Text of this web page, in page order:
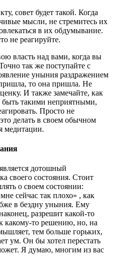
совет будет такой. Когда
мысли, не стремитесь их
в их обдумывание.
не реагируйте.
власть над вами, когда вы
так же поступайте с
уныния раздражением
то она пришла. Не
И также замечайте, как
такими неприятными,
Просто не
делать в своем обычном
медитации.
дотошный
своего состояния. Стоит
о своем состоянии:
сейчас так плохо» , как
в бездну уныния. Ему
разрешит какой-то
какому-то решению, но, на
тем больше горьких,
ум. Он бы хотел перестать
Я думаю, многим из вас